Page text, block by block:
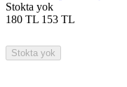
Stokta yok
180 TL 153 TL
Stokta yok